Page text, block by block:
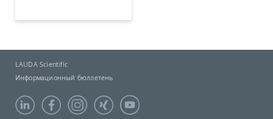
LAUDA Scientific
Информационный бюллетень